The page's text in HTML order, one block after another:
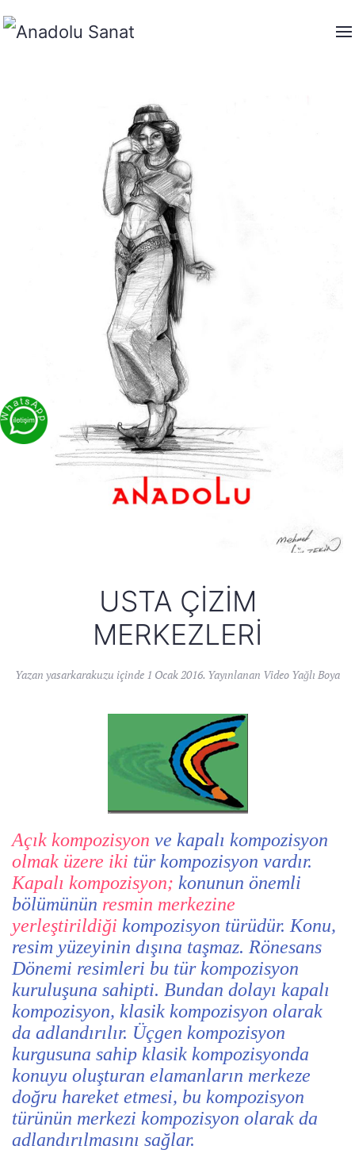
USTA ÇIZIM
MERKEZLERI
Yazan yasarkarakuzu içinde 1 Ocak 2016. Yayınlanan Video Yağlı Boya
Açık kompozisyon ve kapalı kompozisyon
olmak üzere iki tür kompozisyon vardır.
Kapalı kompozisyon; konunun önemli
bölümünün resmin merkezine
yerleştirildiği kompozisyon türüdür. Konu,
resim yüzeyinin dışına taşmaz. Rönesans
Dönemi resimleri bu tür kompozisyon
kuruluşuna sahipti. Bundan dolayı kapalı
kompozisyon, klasik kompozisyon olarak
da adlandırılır. Üçgen kompozisyon
kurgusuna sahip klasik kompozisyonda
konuyu oluşturan elamanların merkeze
doğru hareket etmesi, bu kompozisyon
türünün merkezi kompozisyon olarak da
adlandırılmasını sağlar.